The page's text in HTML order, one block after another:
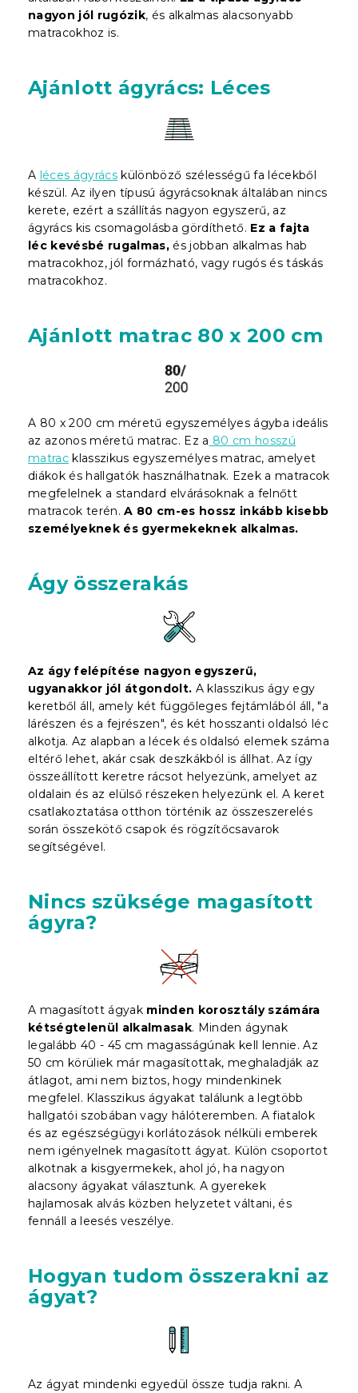
nagyon jól rugózik, és alkalmas alacsonyabb
matracokhoz is.
Ajánlott ágyrács: Léces
A léces ágyrács különböző szélességű fa lécekből
készül. Az ilyen típusú ágyrácsoknak általában nincs
kerete, ezért a szállítás nagyon egyszerű, az
ágyrács kis csomagolásba gördíthető. Ez a fajta
léc kevésbé rugalmas, és jobban alkalmas hab
matracokhoz, jól formázható, vagy rugós és táskás
matracokhoz.
Ajánlott matrac 80 x 200 cm
A 80 x 200 cm méretű egyszemélyes ágyba ideális
az azonos méretű matrac. Ez a 80 cm hosszú
matrac klasszikus egyszemélyes matrac, amelyet
diákok és hallgatók használhatnak. Ezek a matracok
megfelelnek a standard elvárásoknak a felnőtt
matracok terén.A 80 cm-es hossz inkább kisebb
személyeknek és gyermekeknek alkalmas.
Ágy összerakás
Az ágy felépítése nagyon egyszerű,
ugyanakkor jól átgondolt. A klasszikus ágy egy
keretből áll, amely két függőleges fejtámlából áll, "a
lárészen és a fejrészen", és két hosszanti oldalsó léc
alkotja. Az alapban a lécek és oldalsó elemek száma
eltérő lehet, akár csak deszkákból is állhat. Az így
összeállított keretre rácsot helyezünk, amelyet az
oldalain és az elülső részeken helyezünk el. A keret
csatlakoztatása otthon történik az összeszerelés
során összekötő csapok és rögzítőcsavarok
segítségével.
Nincs szüksége magasított
ágyra?
A magasított ágyak minden korosztály számára
kétségtelenül alkalmasak. Minden ágynak
legalább 40 - 45 cm magasságúnak kell lennie. Az
50 cm körüliek már magasítottak, meghaladják az
átlagot, ami nem biztos, hogy mindenkinek
megfelel. Klasszikus ágyakat találunk a legtöbb
hallgatói szobában vagy hálóteremben. A fiatalok
és az egészségügyi korlátozások nélküli emberek
nem igényelnek magasított ágyat. Külön csoportot
alkotnak a kisgyermekek, ahol jó, ha nagyon
alacsony ágyakat választunk. A gyerekek
hajlamosak alvás közben helyzetet váltani, és
fennáll a leesés veszélye.
Hogyan tudom összerakni az
ágyat?
Az ágyat mindenki egyedül össze tudja rakni. A